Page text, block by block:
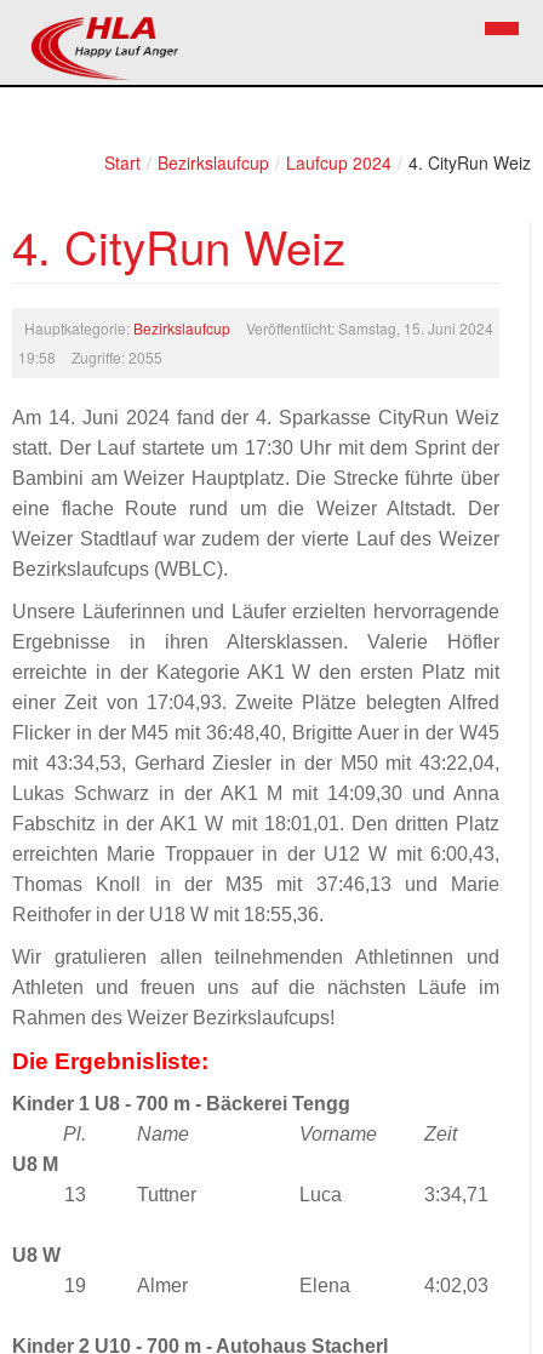
Start / Bezirkslaufcup / Laufcup 2024 / 4. CityRun Weiz
4. CityRun Weiz
Hauptkategorie: Bezirkslaufcup
Veröffentlicht: Samstag, 15. Juni 2024
19:58
Zugriffe: 2055
Am 14. Juni 2024 fand der 4. Sparkasse CityRun Weiz
statt. Der Lauf startete um 17:30 Uhr mit dem Sprint der
Bambini am Weizer Hauptplatz. Die Strecke führte über
eine flache Route rund um die Weizer Altstadt. Der
Weizer Stadtlauf war zudem der vierte Lauf des Weizer
Bezirkslaufcups (WBLC).
Unsere Läuferinnen und Läufer erzielten hervorragende
Ergebnisse in ihren Altersklassen. Valerie Höfler
erreichte in der Kategorie AK1 W den ersten Platz mit
einer Zeit von 17:04,93. Zweite Plätze belegten Alfred
Flicker in der M45 mit 36:48,40, Brigitte Auer in der W45
mit 43:34,53, Gerhard Ziesler in der M50 mit 43:22,04,
Lukas Schwarz in der AK1 M mit 14:09,30 und Anna
Fabschitz in der AK1 W mit 18:01,01. Den dritten Platz
erreichten Marie Troppauer in der U12 W mit 6:00,43,
Thomas Knoll in der M35 mit 37:46,13 und Marie
Reithofer in der U18 W mit 18:55,36.
Wir gratulieren allen teilnehmenden Athletinnen und
Athleten und freuen uns auf die nächsten Läufe im
Rahmen des Weizer Bezirkslaufcups!
Die Ergebnisliste:
Kinder 1 U8 - 700 m - Bäckerei Tengg
Pl.
Name Vorname
Zeit
U8 M
13
Tuttner Luca 3:34,71
U8 W
19
Almer Elena 4:02,03
Kinder 2 U10 - 700 m - Autohaus Stacherl
Kontakt
Bezirkslaufcup
Firekids
Links
Termine